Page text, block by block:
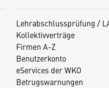
Lehrabschlussprüfung /
Kollektivverträge
Firmen A-Z
Benutzerkonto
eServices der WKO
Betrugswarnungen